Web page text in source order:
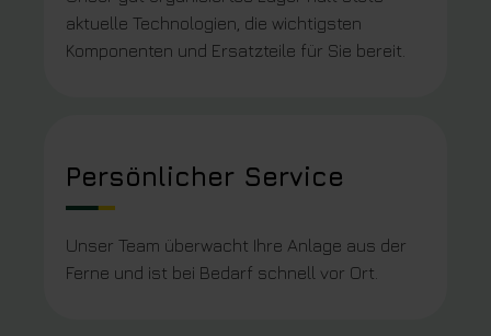
aktuelle Technologien, die wichtigsten
Komponenten und Ersatzteile für Sie bereit.
Persönlicher Service
Unser Team überwacht Ihre Anlage aus der
Ferne und ist bei Bedarf schnell vor Ort.